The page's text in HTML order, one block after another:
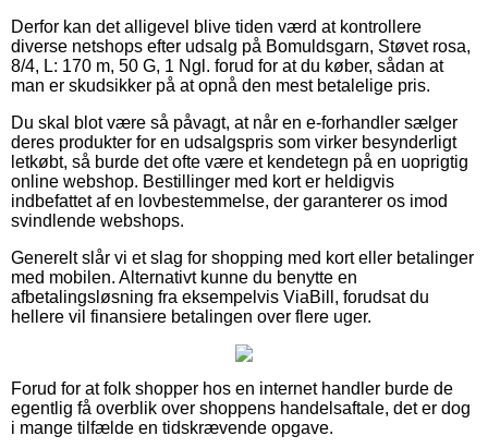
Derfor kan det alligevel blive tiden værd at kontrollere
diverse netshops efter udsalg på Bomuldsgarn, Støvet rosa,
8/4, L: 170 m, 50 G, 1 Ngl. forud for at du køber, sådan at
man er skudsikker på at opnå den mest betalelige pris.
Du skal blot være så påvagt, at når en e-forhandler sælger
deres produkter for en udsalgspris som virker besynderligt
letkøbt, så burde det ofte være et kendetegn på en uoprigtig
online webshop. Bestillinger med kort er heldigvis
indbefattet af en lovbestemmelse, der garanterer os imod
svindlende webshops.
Generelt slår vi et slag for shopping med kort eller betalinger
med mobilen. Alternativt kunne du benytte en
afbetalingsløsning fra eksempelvis ViaBill, forudsat du
hellere vil finansiere betalingen over flere uger.
Forud for at folk shopper hos en internet handler burde de
egentlig få overblik over shoppens handelsaftale, det er dog
i mange tilfælde en tidskrævende opgave.